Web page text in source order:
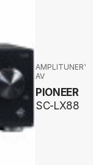
AMPLITUNERY
AV
PIONEER
SC-LX88